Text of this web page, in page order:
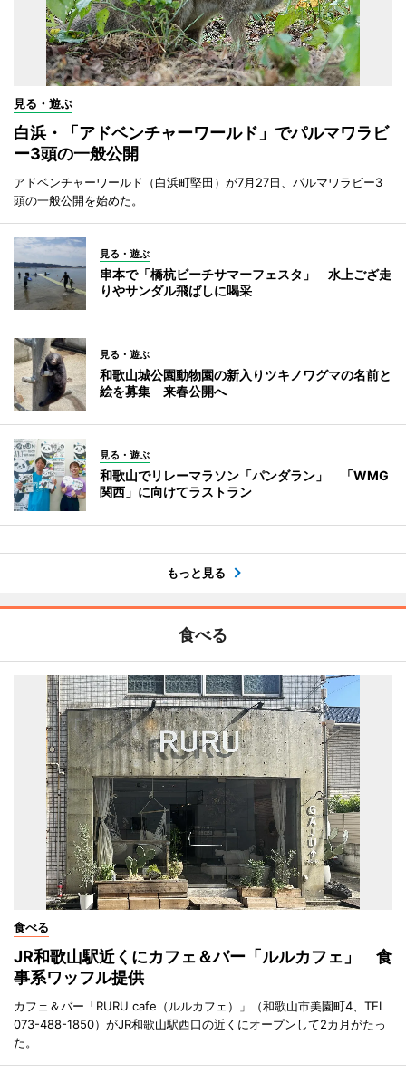
見る・遊ぶ
白浜・「アドベンチャーワールド」でパルマワラビ
ー3頭の一般公開
アドベンチャーワールド（白浜町堅田）が7月27日、パルマワラビー3
頭の一般公開を始めた。
見る・遊ぶ
串本で「橋杭ビーチサマーフェスタ」 水上ござ走
りやサンダル飛ばしに喝采
見る・遊ぶ
和歌山城公園動物園の新入りツキノワグマの名前と
絵を募集 来春公開へ
見る・遊ぶ
和歌山でリレーマラソン「パンダラン」 「WMG
関西」に向けてラストラン
もっと見る
食べる
食べる
JR和歌山駅近くにカフェ＆バー「ルルカフェ」 食
事系ワッフル提供
カフェ＆バー「RURU cafe（ルルカフェ）」（和歌山市美園町4、TEL
073-488-1850）がJR和歌山駅西口の近くにオープンして2カ月がたっ
た。